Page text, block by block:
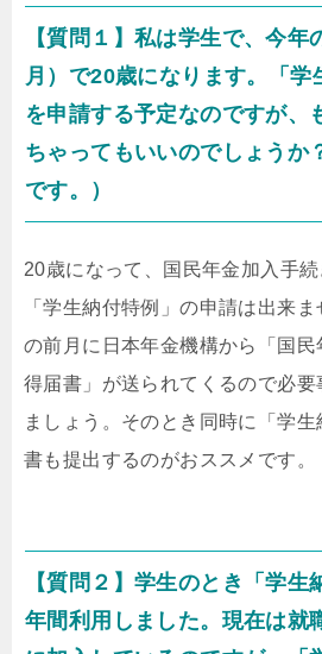
【質問１】私は学生で、今年
月）で20歳になります。「学
を申請する予定なのですが、
ちゃってもいいのでしょうか
です。）
20歳になって、国民年金加入手
「学生納付特例」の申請は出来
の前月に日本年金機構から「国民
得届書」が送られてくるので必要
ましょう。そのとき同時に「学
書も提出するのがおススメです。
【質問２】学生のとき「学生
年間利用しました。現在は就